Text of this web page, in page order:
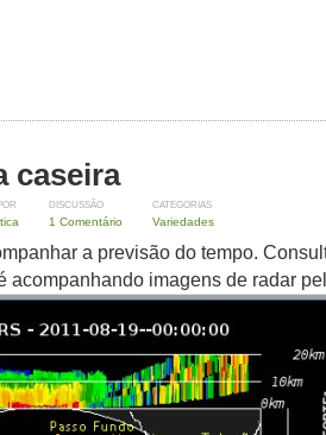
caseira
DISCUSSÃO
1 Comentário
CATEGORIAS
Variedades
a previsão do tempo.
acompanhando imagens de radar